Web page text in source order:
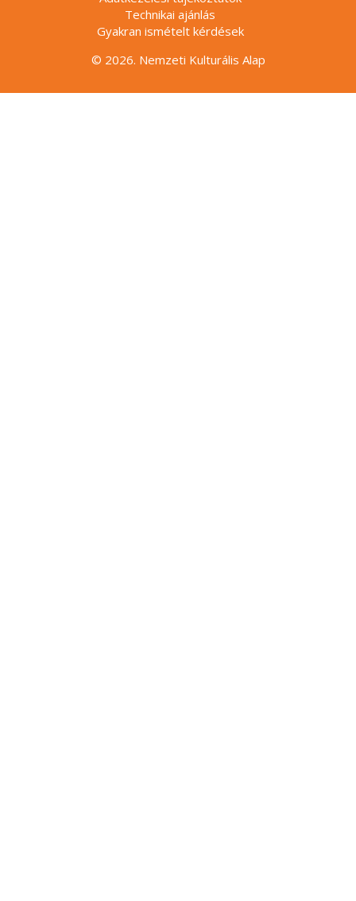
Technikai ajánlás
Gyakran ismételt kérdések
© 2026. Nemzeti Kulturális Alap